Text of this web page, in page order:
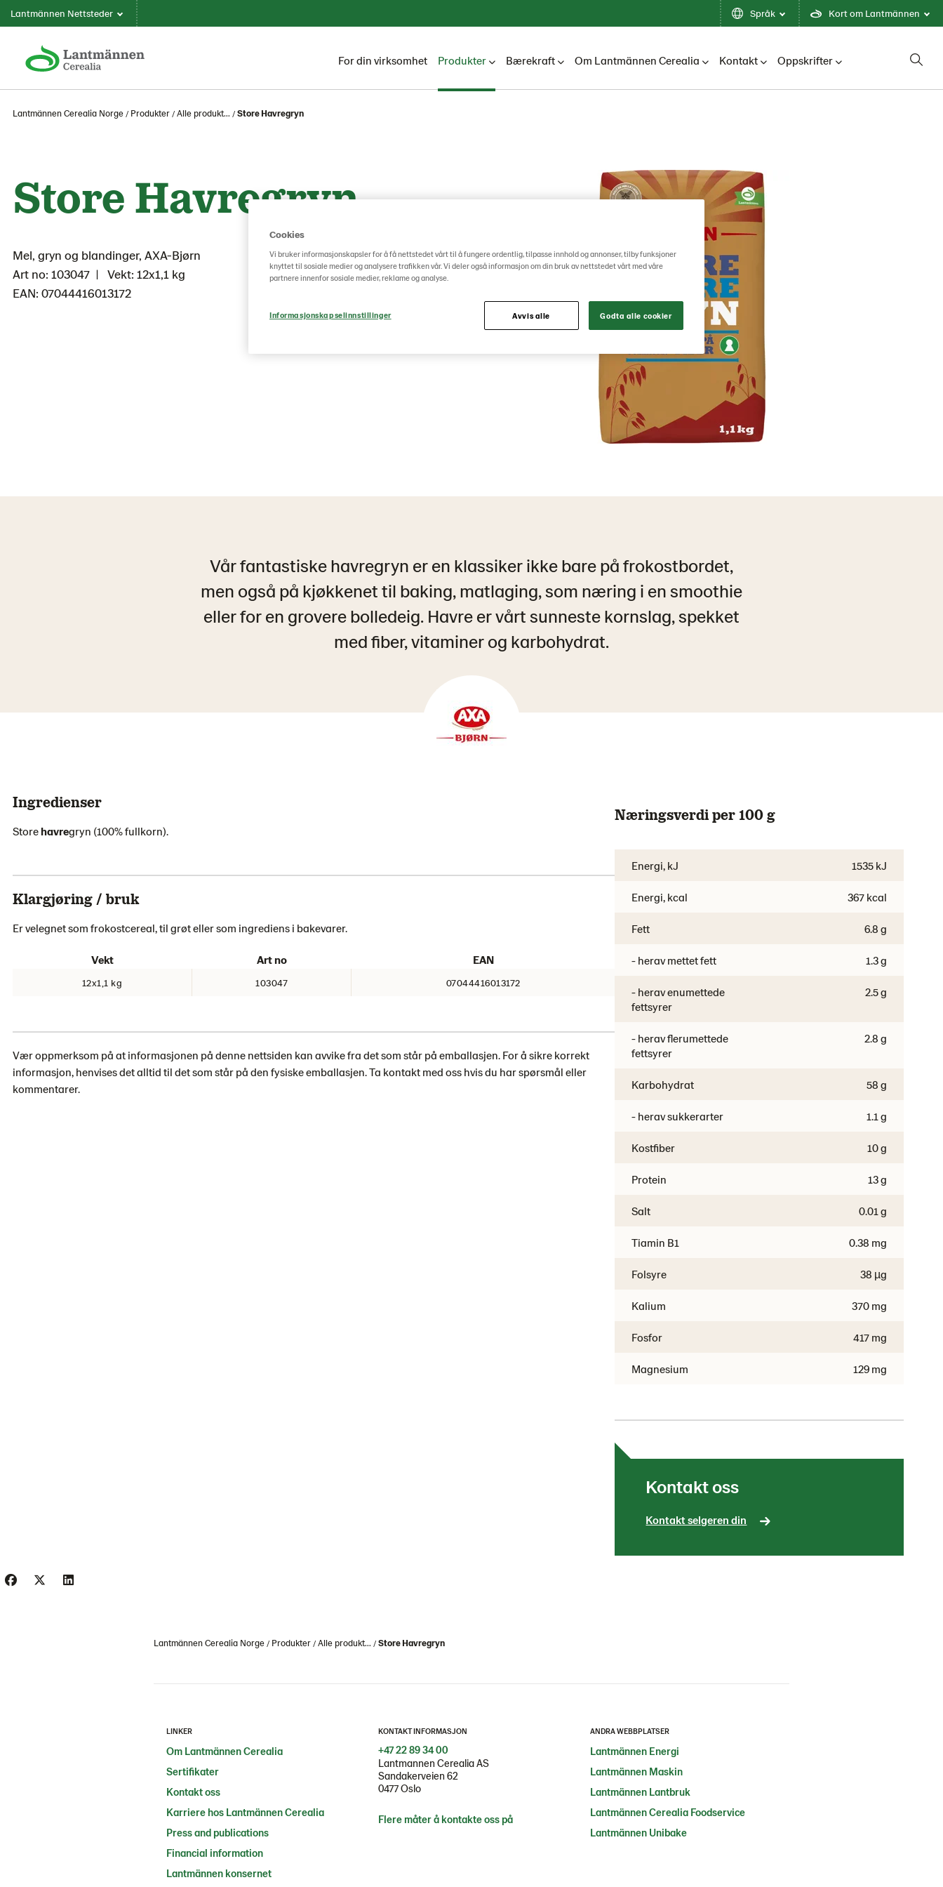
Lantmännen Nettsteder Språk Kort om Lantmännen
For din virksomhet Produkter Bærekraft Om Lantmännen Cerealia Kontakt Oppskrifter
Lantmännen Cerealia Norge Produkter Alle produkt... Store Havregryn
Store Havregryn
Mel, gryn og blandinger, AXA-Bjørn
Art no: 103047
Vekt: 12x1,1 kg
EAN: 07044416013172
Vår fantastiske havregryn er en klassiker ikke bare på frokostbordet,
men også på kjøkkenet til baking, matlaging, som næring i en smoothie
eller for en grovere bolledeig. Havre er vårt sunneste kornslag, spekket
med fiber, vitaminer og karbohydrat.
Ingredienser
Store havregryn (100% fullkorn).
Klargjøring / bruk
Er velegnet som frokostcereal, til grøt eller som ingrediens i bakevarer.
Vekt Art no EAN
12x1,1 kg 103047 07044416013172
Vær oppmerksom på at informasjonen på denne nettsiden kan avvike fra det som står på emballasjen. For å sikre korrekt
informasjon, henvises det alltid til det som står på den fysiske emballasjen. Ta kontakt med oss ​​hvis du har spørsmål eller
kommentarer.
Næringsverdi per 100 g
Energi, kJ 1535 kJ
Energi, kcal 367 kcal
Fett 6.8 g
- herav mettet fett 1.3 g
- herav enumettede
fettsyrer
2.5 g
- herav flerumettede
fettsyrer
2.8 g
Karbohydrat 58 g
- herav sukkerarter 1.1 g
Kostfiber 10 g
Protein 13 g
Salt 0.01 g
Tiamin B1 0.38 mg
Folsyre 38 µg
Kalium 370 mg
Fosfor 417 mg
Magnesium 129 mg
Kontakt oss
Kontakt selgeren din
Lantmännen Cerealia Norge Produkter Alle produkt... Store Havregryn
LINKER
Om Lantmännen Cerealia
Sertifikater
Kontakt oss
Karriere hos Lantmännen Cerealia
Press and publications
Financial information
Lantmännen konsernet
KONTAKT INFORMASJON
+47 22 89 34 00
Lantmannen Cerealia AS
Sandakerveien 62
0477 Oslo
Flere måter å kontakte oss på
ANDRA WEBBPLATSER
Lantmännen Energi
Lantmännen Maskin
Lantmännen Lantbruk
Lantmännen Cerealia Foodservice
Lantmännen Unibake
Cookies
Vi bruker informasjonskapsler for å få nettstedet vårt til å fungere ordentlig, tilpasse innhold og annonser, tilby funksjoner
knyttet til sosiale medier og analysere trafikken vår. Vi deler også informasjon om din bruk av nettstedet vårt med våre
partnere innenfor sosiale medier, reklame og analyse.
Informasjonskapselinnstillinger Avvis alle Godta alle cookier